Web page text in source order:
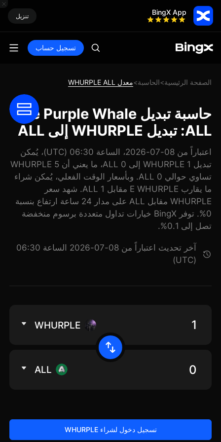
BingX App تنزيل
تسجيل حساب
الصفحة الرئيسية>الحاسبة>معدل WHURPLE ALL
حاسبة تبديل The Purple Whale
ALL: تبديل WHURPLE إلى ALL
اعتباراً من 08-07-2026، الساعة 06:30 (UTC)، يُمكن
تبديل 1 WHURPLE إلى 0 ALL، ما يعني أن 5 WHURPLE
تساوي حوالي 0 ALL. وبأسعار الوقت الفعلي، يُمكن شراء
ما يقارب E WHURPLE مقابل 1 ALL. شهد سعر
WHURPLE مقابل ALL على مدار 24 ساعة ارتفاع بنسبة
0%. توفر BingX خيارات تداول متعددة برسوم منخفضة
تصل إلى 0.1%.
آخر تحديث اعتباراً من 08-07-2026 الساعة 06:30
(UTC)
WHURPLE
ALL
تسجيل دخول لشراء WHURPLE